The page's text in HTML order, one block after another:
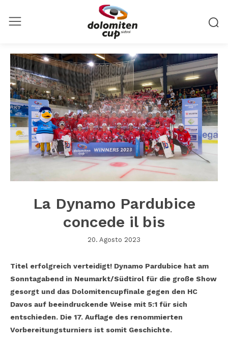
La Dynamo Pardubice
concede il bis
20. Agosto 2023
Titel erfolgreich verteidigt! Dynamo Pardubice hat am
Sonntagabend in Neumarkt/Südtirol für die große Show
gesorgt und das Dolomitencupfinale gegen den HC
Davos auf beeindruckende Weise mit 5:1 für sich
entschieden. Die 17. Auflage des renommierten
Vorbereitungsturniers ist somit Geschichte.